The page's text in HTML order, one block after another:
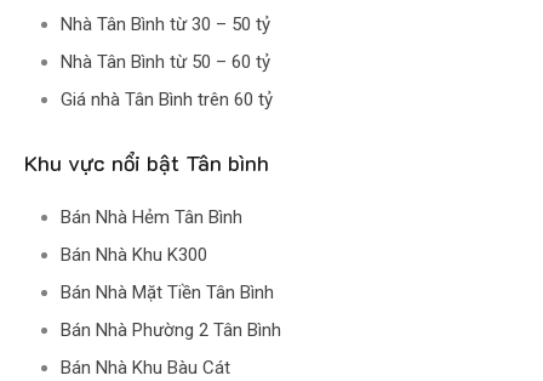
Nhà Tân Bình từ 30 – 50 tỷ
Nhà Tân Bình từ 50 – 60 tỷ
Giá nhà Tân Bình trên 60 tỷ
Khu vực nổi bật Tân bình
Bán Nhà Hẻm Tân Bình
Bán Nhà Khu K300
Bán Nhà Mặt Tiền Tân Bình
Bán Nhà Phường 2 Tân Bình
Bán Nhà Khu Bàu Cát